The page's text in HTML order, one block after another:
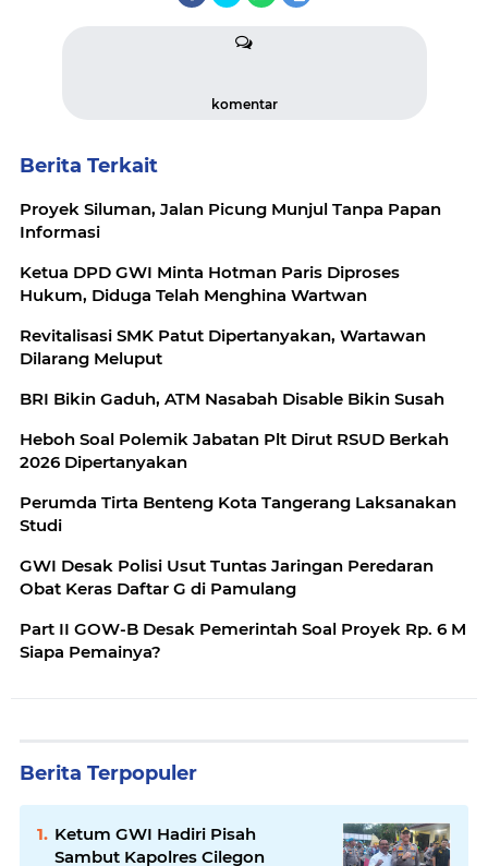
komentar
Berita Terkait
Proyek Siluman, Jalan Picung Munjul Tanpa Papan
Informasi
Ketua DPD GWI Minta Hotman Paris Diproses
Hukum, Diduga Telah Menghina Wartwan
Revitalisasi SMK Patut Dipertanyakan, Wartawan
Dilarang Meluput
BRI Bikin Gaduh, ATM Nasabah Disable Bikin Susah
Heboh Soal Polemik Jabatan Plt Dirut RSUD Berkah
2026 Dipertanyakan
Perumda Tirta Benteng Kota Tangerang Laksanakan
Studi
GWI Desak Polisi Usut Tuntas Jaringan Peredaran
Obat Keras Daftar G di Pamulang
Part II GOW-B Desak Pemerintah Soal Proyek Rp. 6 M
Siapa Pemainya?
Berita Terpopuler
Ketum GWI Hadiri Pisah
Sambut Kapolres Cilegon